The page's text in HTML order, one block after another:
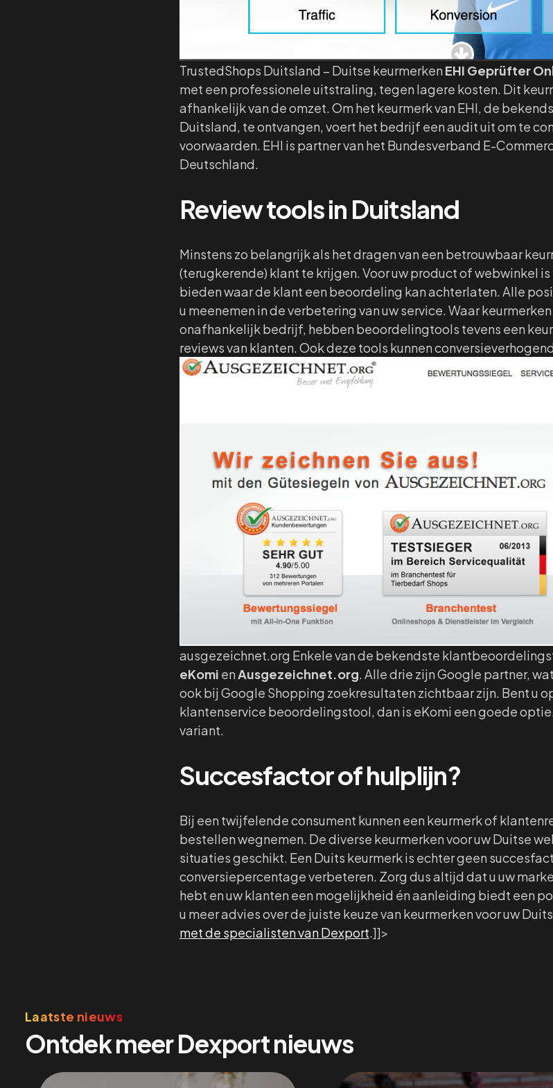
TrustedShops Duitsland – Duitse keurmerken EHI Geprüfter
met een professionele uitstraling, tegen lagere kosten. Dit
afhankelijk van de omzet. Om het keurmerk van EHI, de
Duitsland, te ontvangen, voert het bedrijf een audit uit om te
voorwaarden. EHI is partner van het Bundesverband E-
Deutschland.
Review tools in Duitsland
Minstens zo belangrijk als het dragen van een betrouwbaar
(terugkerende) klant te krijgen. Voor uw product of webwinkel
bieden waar de klant een beoordeling kan achterlaten. Alle
u meenemen in de verbetering van uw service. Waar
onafhankelijk bedrijf, hebben beoordelingtools tevens een
reviews van klanten. Ook deze tools kunnen
ausgezeichnet.org Enkele van de bekendste
eKomi enAusgezeichnet.org. Alle drie zijn Google partner,
ook bij Google Shopping zoekresultaten zichtbaar zijn. Bent u
klantenservice beoordelingstool, dan is eKomi een goede
variant.
Succesfactor of hulplijn?
Bij een twijfelende consument kunnen een keurmerk of
bestellen wegnemen. De diverse keurmerken voor uw Duitse
situaties geschikt. Een Duits keurmerk is echter geen
conversiepercentage verbeteren. Zorg dus altijd dat u uw
hebt en uw klanten een mogelijkheid én aanleiding biedt een
u meer advies over de juiste keuze van keurmerken voor uw
met de specialisten van Dexport.]]>
Laatste nieuws
Ontdek meer Dexport nieuws